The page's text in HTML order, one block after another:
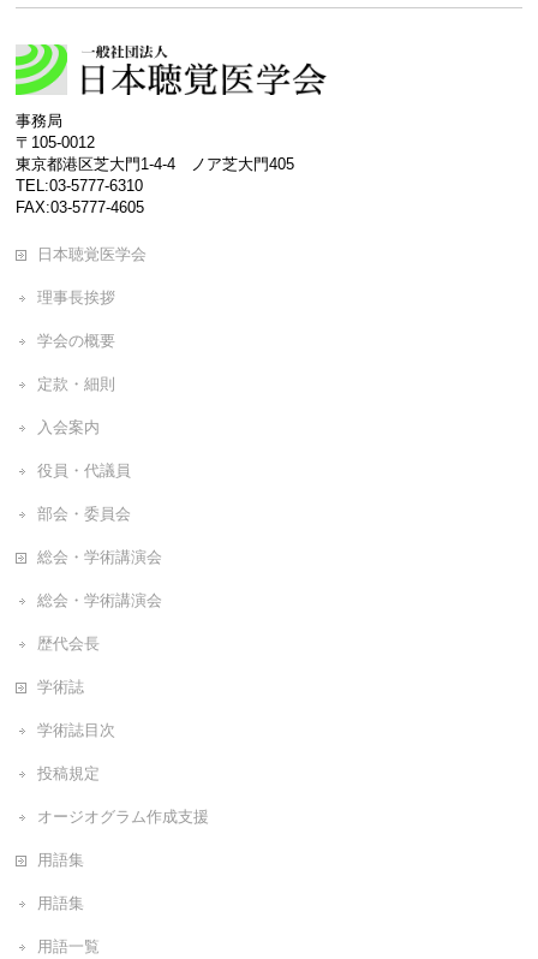
事務局
〒105-0012
東京都港区芝大門1-4-4 ノア芝大門405
TEL:03-5777-6310
FAX:03-5777-4605
日本聴覚医学会
理事長挨拶
学会の概要
定款・細則
入会案内
役員・代議員
部会・委員会
総会・学術講演会
総会・学術講演会
歴代会長
学術誌
学術誌目次
投稿規定
オージオグラム作成支援
用語集
用語集
用語一覧